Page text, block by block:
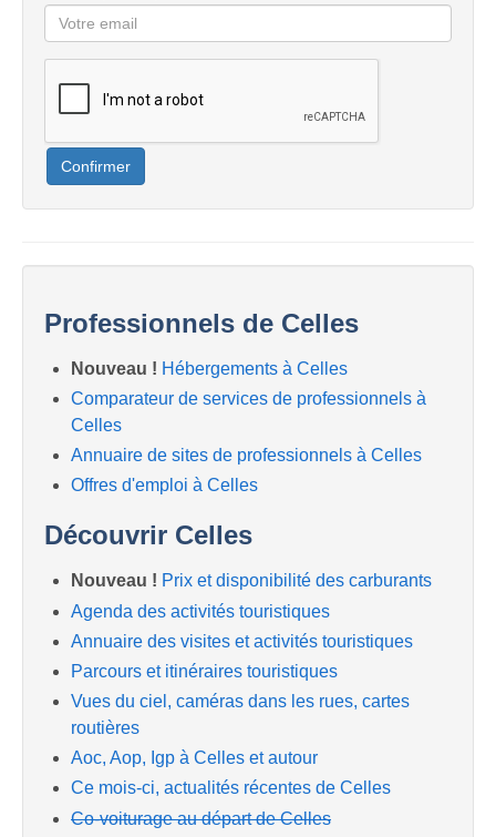
Confirmer
Professionnels de Celles
Nouveau ! Hébergements à Celles
Comparateur de services de professionnels à
Celles
Annuaire de sites de professionnels à Celles
Offres d'emploi à Celles
Découvrir Celles
Nouveau ! Prix et disponibilité des carburants
Agenda des activités touristiques
Annuaire des visites et activités touristiques
Parcours et itinéraires touristiques
Vues du ciel, caméras dans les rues, cartes
routières
Aoc, Aop, Igp à Celles et autour
Ce mois-ci, actualités récentes de Celles
Co-voiturage au départ de Celles